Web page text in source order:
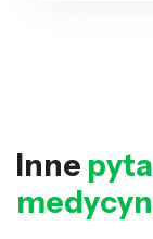
Inne